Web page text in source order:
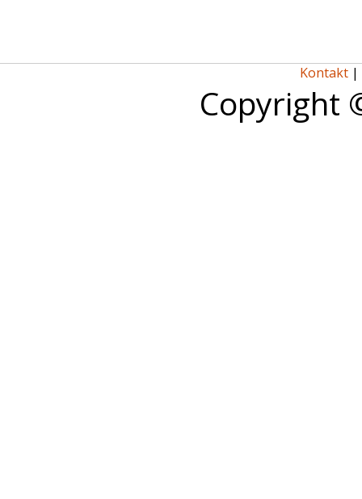
Kontakt |
Copyright